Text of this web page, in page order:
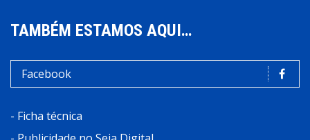
TAMBÉM ESTAMOS AQUI…
Facebook
- Ficha técnica